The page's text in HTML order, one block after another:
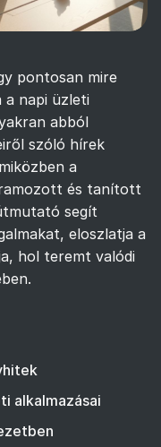
pontosan mire
a napi üzleti
abból
szóló hírek
a
és tanított
segít
eloszlatja a
hol teremt valódi
alkalmazásai